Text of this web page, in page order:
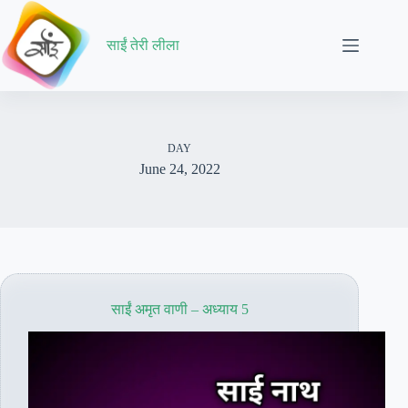
Skip
content
साईं तेरी लीला
DAY
June 24, 2022
साईं अमृत वाणी – अध्याय 5